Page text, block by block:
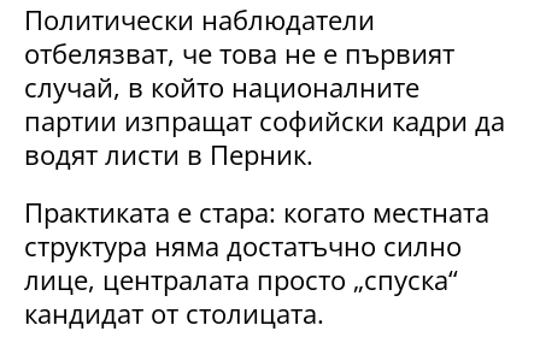
Политически наблюдатели
отбелязват, че това не е първият
случай, в който националните
партии изпращат софийски кадри да
водят листи в Перник.
Практиката е стара: когато местната
структура няма достатъчно силно
лице, централата просто „спуска“
кандидат от столицата.